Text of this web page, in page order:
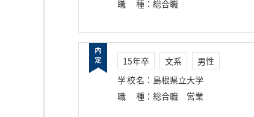
職種 ： 総合職
15年卒 文系
男性
学校名 ： 島根県立大学
職種 ： 総合職 営業